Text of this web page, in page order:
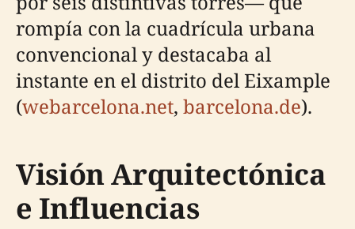
rompía con la cuadrícula urbana
convencional y destacaba al
instante en el distrito del Eixample
(webarcelona.net, barcelona.de).
Visión Arquitectónica
e Influencias